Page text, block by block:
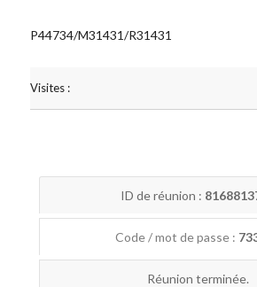
P44734/M31431/R31431
Visites :
ID de réunion :
Code / mot de passe :
Réunion terminée.